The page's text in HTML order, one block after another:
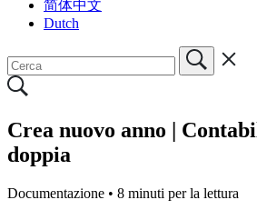
简体中文
Dutch
Crea nuovo anno |
doppia
Documentazione • 8 minuti per la lettura